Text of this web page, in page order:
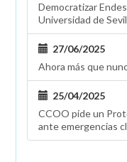
las
Democratizar
Universidad de
27/06/2025
Ahora más que
25/04/2025
CCOO pide un
ante emergencias